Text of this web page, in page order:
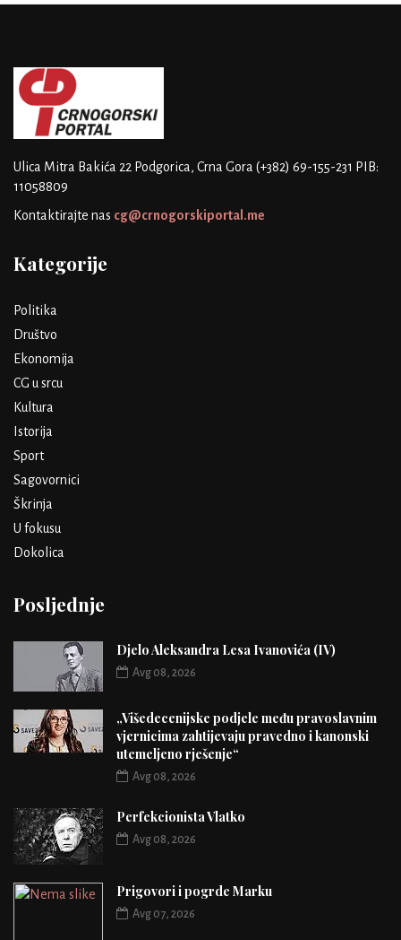
Ulica Mitra Bakića 22 Podgorica, Crna Gora (+382) 69-155-231 PIB:
11058809
Kontaktirajte nas cg@crnogorskiportal.me
Kategorije
Politika
Društvo
Ekonomija
CG u srcu
Kultura
Istorija
Sport
Sagovornici
Škrinja
U fokusu
Dokolica
Posljednje
Djelo Aleksandra Lesa Ivanovića (IV)
Avg 08, 2026
„Višedecenijske podjele među pravoslavnim
vjernicima zahtijevaju pravedno i kanonski
utemeljeno rješenje“
Avg 08, 2026
Perfekcionista Vlatko
Avg 08, 2026
Prigovori i pogrde Marku
Avg 07, 2026